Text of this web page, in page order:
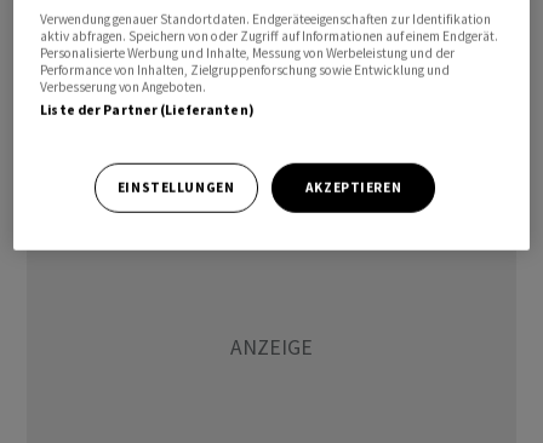
2025/26 am 12. Mai veröffentlichen.
awp-robot/mk
Verwendung genauer Standortdaten. Endgeräteeigenschaften zur Identifikation
aktiv abfragen. Speichern von oder Zugriff auf Informationen auf einem Endgerät.
Personalisierte Werbung und Inhalte, Messung von Werbeleistung und der
Performance von Inhalten, Zielgruppenforschung sowie Entwicklung und
Verbesserung von Angeboten.
Liste der Partner (Lieferanten)
EINSTELLUNGEN AKZEPTIEREN